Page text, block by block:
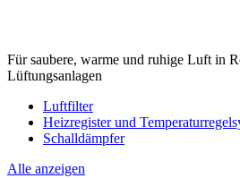
Für saubere, warme und ruhige Luft in
Lüftungsanlagen
Luftfilter
Heizregister und
Schalldämpfer
Alle anzeigen